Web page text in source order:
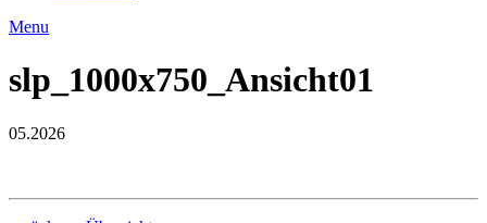
Menu
slp_1000x750_Ansicht01
05.2026